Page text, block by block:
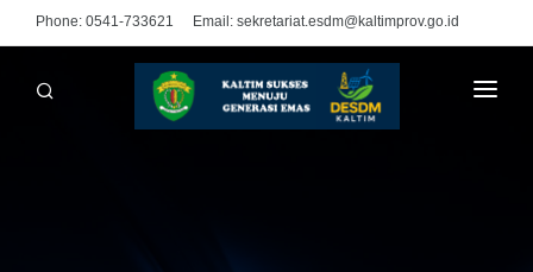
Phone: 0541-733621 Email: sekretariat.esdm@kaltimprov.go.id